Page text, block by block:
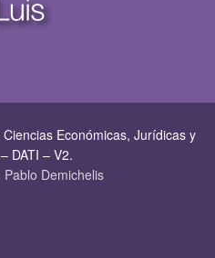
Económicas, Jurí­dicas y
DATI – V2.
Demichelis